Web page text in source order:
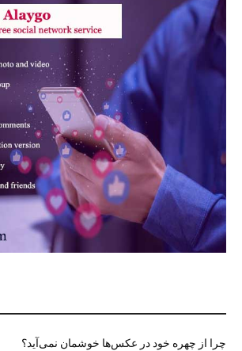
چرا از چهره خود در عکس‌ها خوشمان نمی‌آید؟